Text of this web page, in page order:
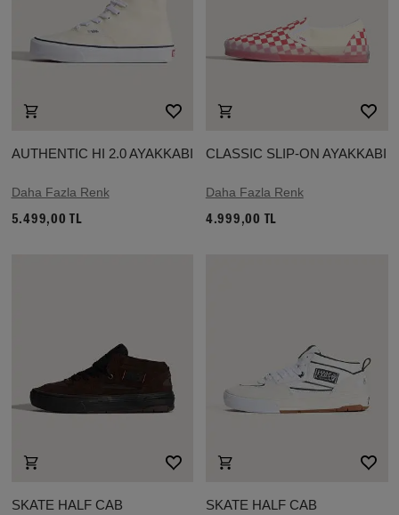
AUTHENTIC HI 2.0 AYAKKABI
Daha Fazla Renk
5.499,00 TL
CLASSIC SLIP-ON AYAKKABI
Daha Fazla Renk
4.999,00 TL
SKATE HALF CAB
SKATE HALF CAB